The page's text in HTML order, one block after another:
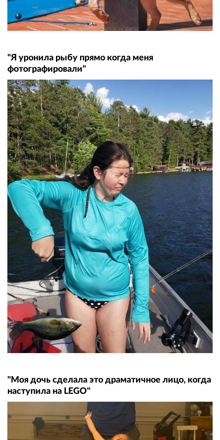
"Я уронила рыбу прямо когда меня
фотографировали"
"Моя дочь сделала это драматичное лицо, когда
наступила на LEGO"